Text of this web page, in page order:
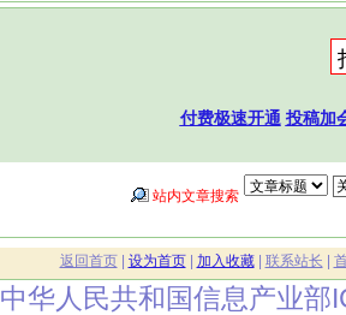
付费极速开通 投稿加
站内文章搜索
返回首页| 设为首页| 加入收藏| 联系站长
中华人民共和国信息产业部